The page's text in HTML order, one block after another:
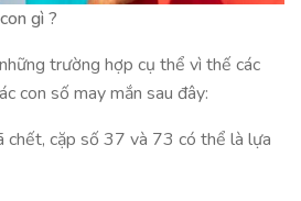
gì ?
trường hợp cụ thể vì thế các
con số may mắn sau đây:
chết, cặp số 37 và 73 có thể là lựa